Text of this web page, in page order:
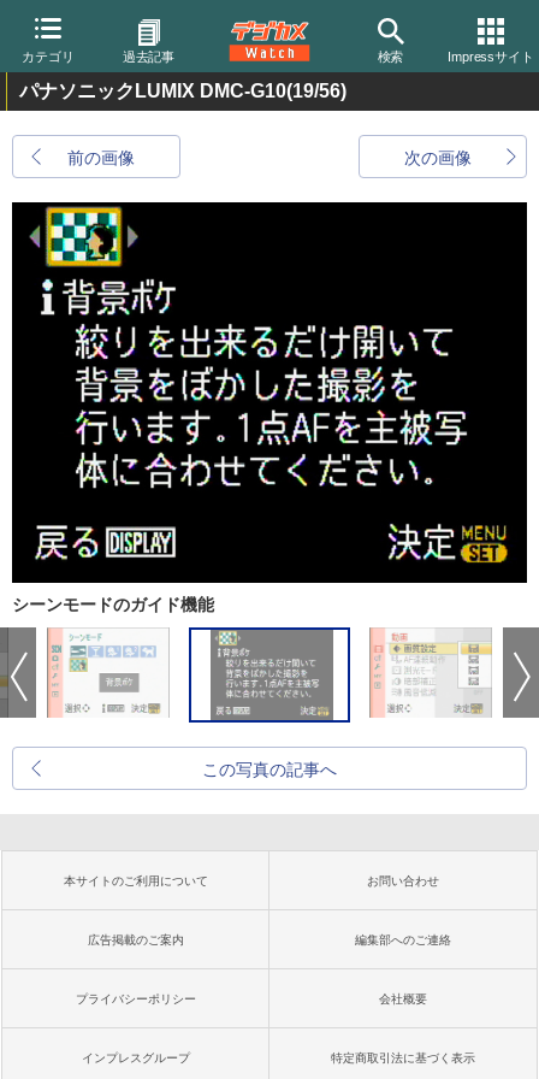
カテゴリ 過去記事 検索 Impressサイト
パナソニックLUMIX DMC-G10(19/56)
前の画像 次の画像
シーンモードのガイド機能
この写真の記事へ
本サイトのご利用について お問い合わせ
広告掲載のご案内 編集部へのご連絡
プライバシーポリシー 会社概要
インプレスグループ 特定商取引法に基づく表示